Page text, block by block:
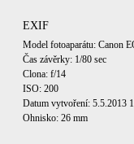
EXIF
Model fotoaparátu: Canon
Čas závěrky: 1/80 sec
Clona: f/14
ISO: 200
Datum vytvoření: 5.5.2013
Ohnisko: 26 mm